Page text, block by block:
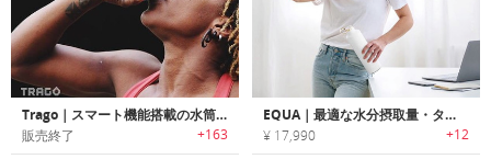
Trago｜スマート機能搭載の水筒「トラゴ」
販売終了 +163
EQUA｜最適な水分摂取量・タイミングを通知するスマートウォーターボトル「イークア」
¥ 17,990 +12